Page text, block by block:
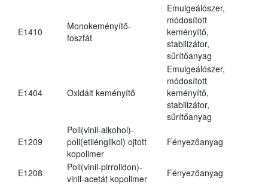
E1410
Monokeményítő-
foszfát
Emulgeálószer,
módosított
keményítő,
stabilizátor,
sűrítőanyag
E1404 Oxidált keményítő
Emulgeálószer,
módosított
keményítő,
stabilizátor,
sűrítőanyag
E1209
Poli(vinil-alkohol)-
poli(etilénglikol) ojtott
kopolimer
Fényezőanyag
E1208
Poli(vinil-pirrolidon)-
vinil-acetát kopolimer
Fényezőanyag